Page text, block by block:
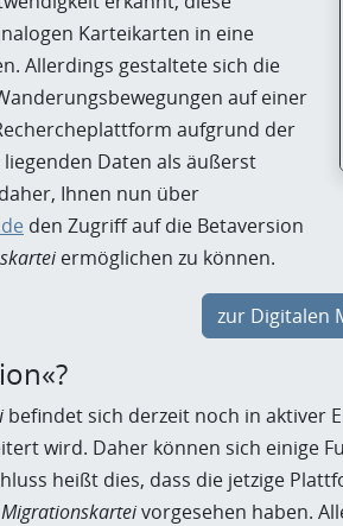
Karteikarten in eine
Allerdings gestaltete sich die
auf einer
aufgrund der
Daten als äußerst
Ihnen nun über
den Zugriff auf die Betaversion
ermöglichen zu können.
zur Digitalen
befindet sich derzeit noch in aktiver
wird. Daher können sich einige
heißt dies, dass die jetzige
vorgesehen haben.